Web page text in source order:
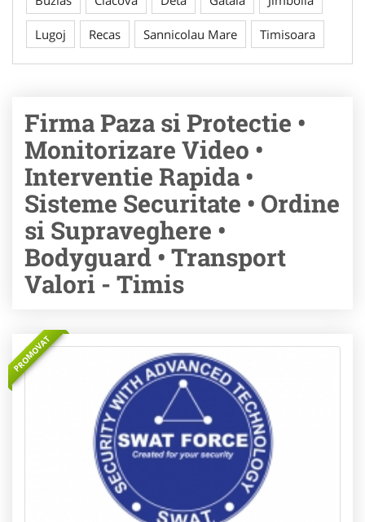
Lugoj Recas Sannicolau Mare Timisoara
Firma Paza si Protectie •
Monitorizare Video •
Interventie Rapida •
Sisteme Securitate • Ordine
si Supraveghere •
Bodyguard • Transport
Valori - Timis
PROMOVAT